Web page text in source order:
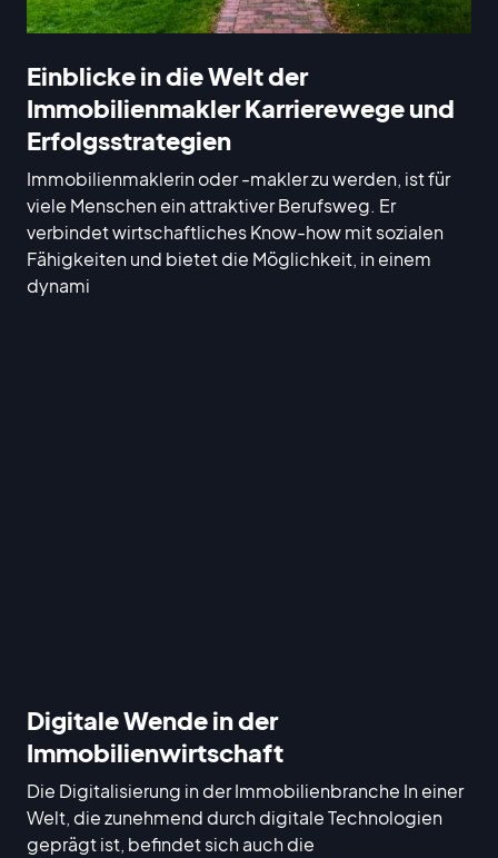
Einblicke in die Welt der
Immobilienmakler Karrierewege und
Erfolgsstrategien
Immobilienmaklerin oder -makler zu werden, ist für
viele Menschen ein attraktiver Berufsweg. Er
verbindet wirtschaftliches Know-how mit sozialen
Fähigkeiten und bietet die Möglichkeit, in einem
dynami
Digitale Wende in der
Immobilienwirtschaft
Die Digitalisierung in der Immobilienbranche In einer
Welt, die zunehmend durch digitale Technologien
geprägt ist, befindet sich auch die